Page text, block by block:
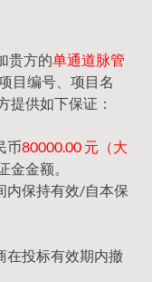
贵方的单通道脉管
目编号、项目名
提供如下保证：
币80000.00 元（大
金金额。
内保持有效/自本保
在投标有效期内撤